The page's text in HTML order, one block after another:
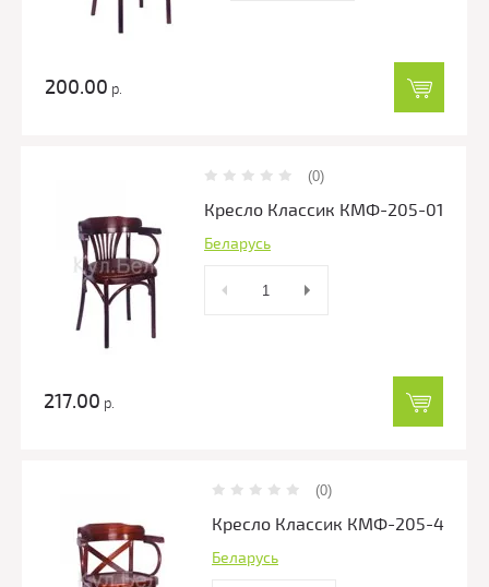
200.00 р.
(0)
Кресло Классик КМФ-205-01
Беларусь
217.00 р.
(0)
Кресло Классик КМФ-205-4
Беларусь